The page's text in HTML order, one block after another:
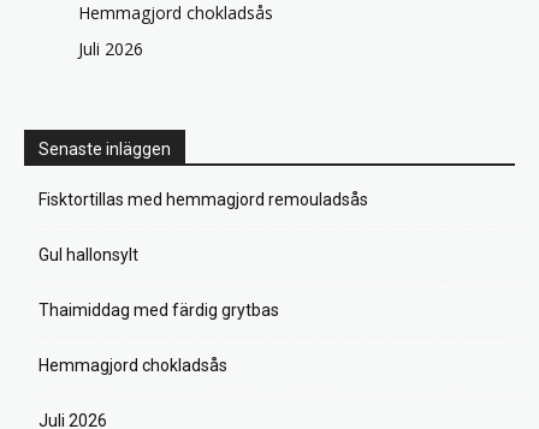
Hemmagjord chokladsås
Juli 2026
Senaste inläggen
Fisktortillas med hemmagjord remouladsås
Gul hallonsylt
Thaimiddag med färdig grytbas
Hemmagjord chokladsås
Juli 2026